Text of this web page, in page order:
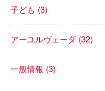
子ども (3)
アーユルヴェーダ (32)
一般情報 (3)